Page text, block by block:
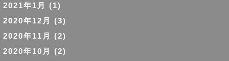
2021年1月
(1)
2020年12月
(3)
2020年11月
(2)
2020年10月
(2)